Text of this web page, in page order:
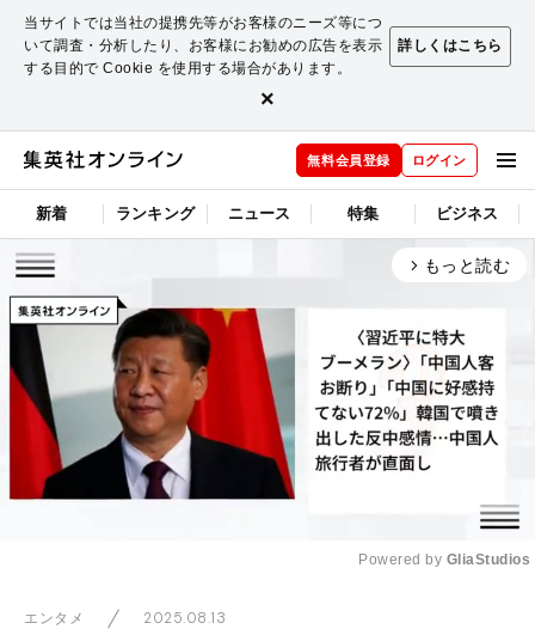
当サイトでは当社の提携先等がお客様のニーズ等につ
いて調査・分析したり、お客様にお勧めの広告を表示
する目的で Cookie を使用する場合があります。
詳しくはこちら
×
無料会員登録 ログイン
新着 ランキング ニュース 特集 ビジネス
arrow_forward_ios もっと読む
Powered by GliaStudios
エンタメ 2025.08.13